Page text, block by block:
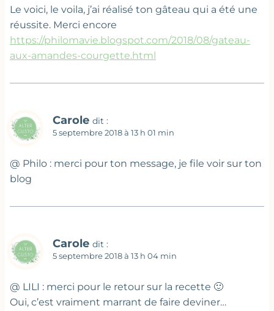
Le voici, le voila, j’ai réalisé ton gâteau qui a été une
réussite. Merci encore
https://philomavie.blogspot.com/2018/08/gateau-
aux-amandes-courgette.html
Carole dit :
5 septembre 2018 à 13 h 01 min
@ Philo : merci pour ton message, je file voir sur ton
blog
Carole dit :
5 septembre 2018 à 13 h 04 min
@ LILI : merci pour le retour sur la recette 🙂
Oui, c’est vraiment marrant de faire deviner…